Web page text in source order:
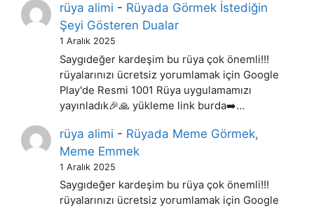
rüya alimi - Rüyada Görmek İstediğin
Şeyi Gösteren Dualar
1 Aralık 2025
Saygıdeğer kardeşim bu rüya çok önemli!!!
rüyalarınızı ücretsiz yorumlamak için Google
Play'de Resmi 1001 Rüya uygulamamızı
yayınladık🎉🙏 yükleme link burda➡️…
rüya alimi - Rüyada Meme Görmek,
Meme Emmek
1 Aralık 2025
Saygıdeğer kardeşim bu rüya çok önemli!!!
rüyalarınızı ücretsiz yorumlamak için Google